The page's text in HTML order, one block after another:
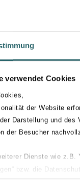
verwendet Cookies
der Website
Darstellung und des
der Besucher
Dienste wie z.B.
bzw. die
toutes les
du processus
de Revit 2023.